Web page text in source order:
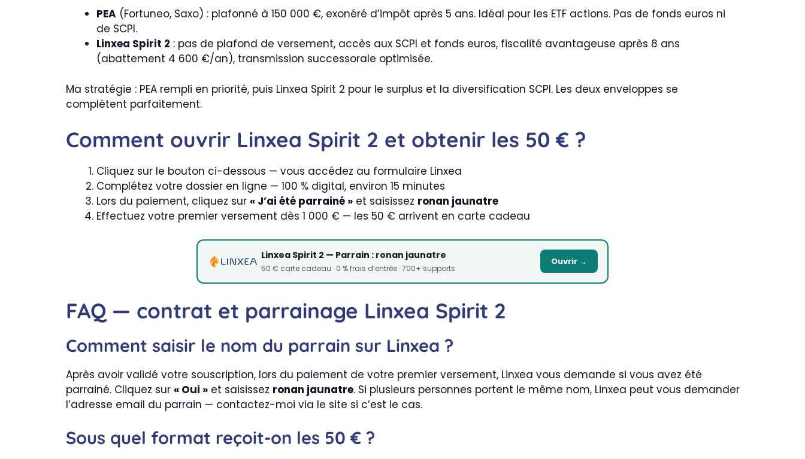
PEA(Fortuneo, Saxo) : plafonné à 150 000 €, exonéré d’impôt après 5 ans. Idéal pour les ETF actions. Pas de fonds euros ni
de SCPI.
Linxea Spirit 2 : pas de plafond de versement, accès aux SCPI et fonds euros, fiscalité avantageuse après 8 ans
(abattement 4 600 €/an), transmission successorale optimisée.
Ma stratégie : PEA rempli en priorité, puis Linxea Spirit 2 pour le surplus et la diversification SCPI. Les deux enveloppes se
complètent parfaitement.
Comment ouvrir Linxea Spirit 2 et obtenir les 50 € ?
Cliquez sur le bouton ci-dessous — vous accédez au formulaire Linxea
Complétez votre dossier en ligne — 100 % digital, environ 15 minutes
Lors du paiement, cliquez sur « J’ai été parrainé »et saisissez ronan jaunatre
Effectuez votre premier versement dès 1 000 € — les 50 € arrivent en carte cadeau
Linxea Spirit 2 — Parrain : ronan jaunatre
50 € carte cadeau · 0 % frais d’entrée · 700+ supports
Ouvrir →
FAQ — contrat et parrainage Linxea Spirit 2
Comment saisir le nom du parrain sur Linxea ?
Après avoir validé votre souscription, lors du paiement de votre premier versement, Linxea vous demande si vous avez été
parrainé. Cliquez sur « Oui »et saisissez ronan jaunatre. Si plusieurs personnes portent le même nom, Linxea peut vous demander
l’adresse email du parrain — contactez-moi via le site si c’est le cas.
Sous quel format reçoit-on les 50 € ?